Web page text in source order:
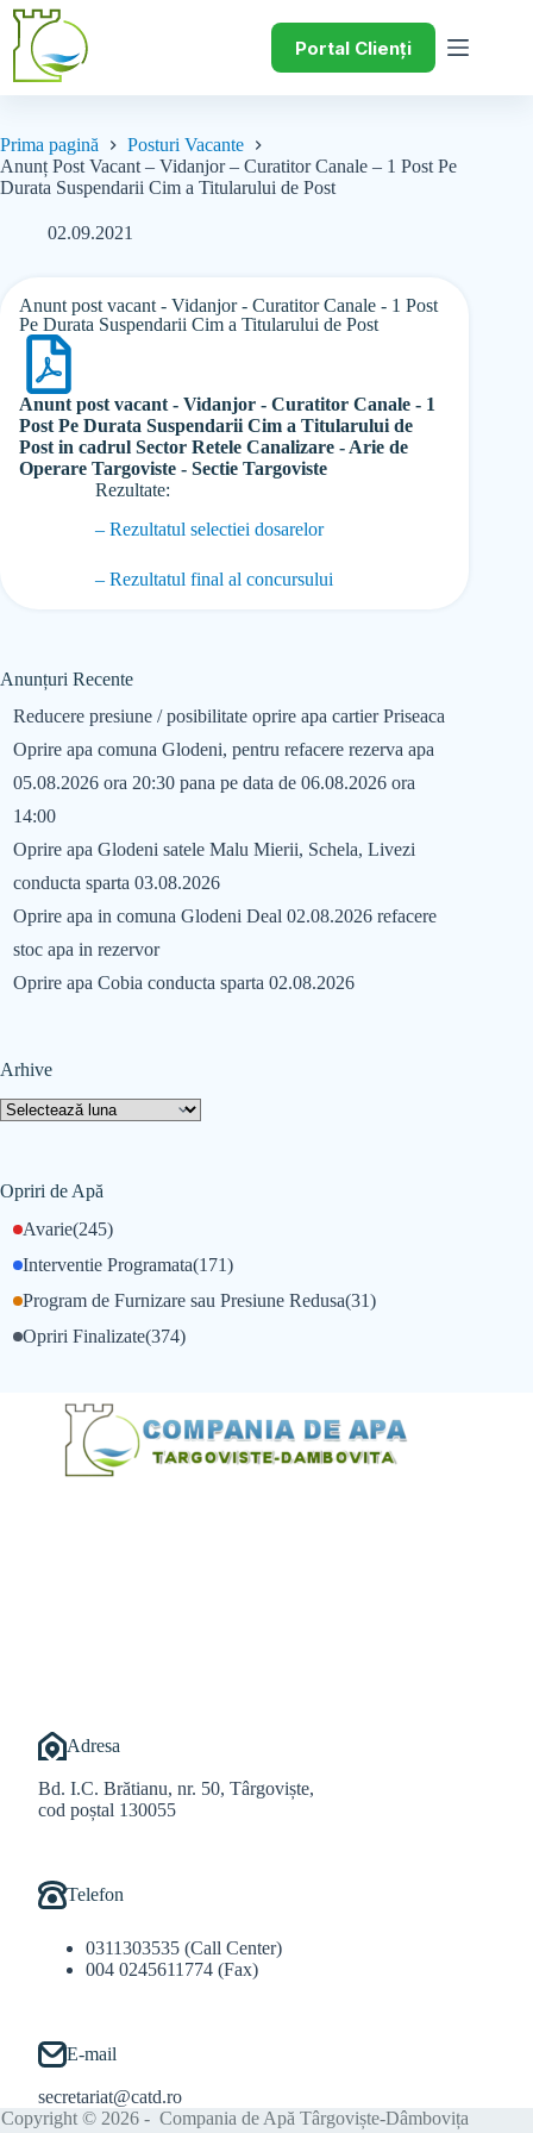
Portal Clienți
Prima pagină
Posturi Vacante
Anunț Post Vacant – Vidanjor – Curatitor Canale – 1 Post Pe
Durata Suspendarii Cim a Titularului de Post
02.09.2021
Anunt post vacant - Vidanjor - Curatitor Canale - 1 Post
Pe Durata Suspendarii Cim a Titularului de Post
Anunt post vacant - Vidanjor - Curatitor Canale - 1
Post Pe Durata Suspendarii Cim a Titularului de
Post in cadrul Sector Retele Canalizare - Arie de
Operare Targoviste - Sectie Targoviste
Rezultate:
– Rezultatul selectiei dosarelor
– Rezultatul final al concursului
Anunțuri Recente
Reducere presiune / posibilitate oprire apa cartier Priseaca
Oprire apa comuna Glodeni, pentru refacere rezerva apa
05.08.2026 ora 20:30 pana pe data de 06.08.2026 ora
14:00
Oprire apa Glodeni satele Malu Mierii, Schela, Livezi
conducta sparta 03.08.2026
Oprire apa in comuna Glodeni Deal 02.08.2026 refacere
stoc apa in rezervor
Oprire apa Cobia conducta sparta 02.08.2026
Arhive
Opriri de Apă
Avarie(245)
Interventie Programata(171)
Opriri Finalizate(374)
Program de Furnizare sau Presiune Redusa(31)
Adresa
Bd. I.C. Brătianu, nr. 50, Târgoviște,
cod poștal 130055
Telefon
0311303535 (Call Center)
004 0245611774 (Fax)
E-mail
secretariat@catd.ro
Copyright © 2026 - Compania de Apă Târgoviște-Dâmbovița